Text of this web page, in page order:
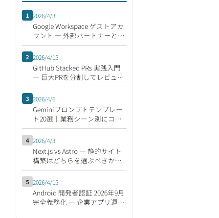
1 2026/4/3
Google Workspace ゲストアカ
ウント ― 外部パートナーとの
安全な共同作業
2 2026/4/15
GitHub Stacked PRs 実践入門
― 巨大PRを分割してレビュー
速度を倍にする開発フロー
3 2026/4/6
Geminiプロンプトテンプレー
ト20選｜業務シーン別にコピ
ペで使える集
4 2026/4/3
Next.js vs Astro ― 静的サイト
構築はどちらを選ぶべきか
【2026年版】
5 2026/4/15
Android 開発者認証 2026年9月
完全義務化 ― 企業アプリ運営